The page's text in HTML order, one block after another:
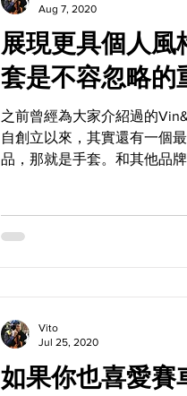
展現更具個人風
套是不容忽略的
之前曾經為大家介紹過的
自創立以來，其實還有一個
品，那就是手套。和其他品
Aug 7, 2020
如果你也喜愛賽車格 這兩
Vito
Jul 25, 2020